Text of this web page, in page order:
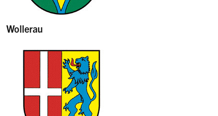
Wollerau